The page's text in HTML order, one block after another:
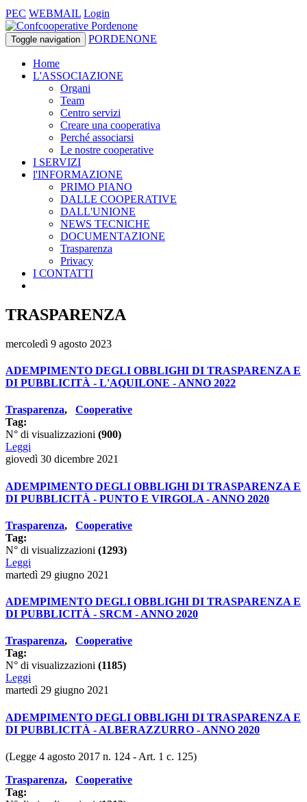
PEC WEBMAIL Login
Toggle navigation PORDENONE
Home
L'ASSOCIAZIONE
Organi
Team
Centro servizi
Creare una cooperativa
Perché associarsi
Le nostre cooperative
I SERVIZI
l'INFORMAZIONE
PRIMO PIANO
DALLE COOPERATIVE
DALL'UNIONE
NEWS TECNICHE
DOCUMENTAZIONE
Trasparenza
Privacy
I CONTATTI
TRASPARENZA
mercoledì 9 agosto 2023
ADEMPIMENTO DEGLI OBBLIGHI DI TRASPARENZA E
DI PUBBLICITÀ - L'AQUILONE - ANNO 2022
Trasparenza, Cooperative
Tag:
N° di visualizzazioni (900)
Leggi
giovedì 30 dicembre 2021
ADEMPIMENTO DEGLI OBBLIGHI DI TRASPARENZA E
DI PUBBLICITÀ - PUNTO E VIRGOLA - ANNO 2020
Trasparenza, Cooperative
Tag:
N° di visualizzazioni (1293)
Leggi
martedì 29 giugno 2021
ADEMPIMENTO DEGLI OBBLIGHI DI TRASPARENZA E
DI PUBBLICITÀ - SRCM - ANNO 2020
Trasparenza, Cooperative
Tag:
N° di visualizzazioni (1185)
Leggi
martedì 29 giugno 2021
ADEMPIMENTO DEGLI OBBLIGHI DI TRASPARENZA E
DI PUBBLICITÀ - ALBERAZZURRO - ANNO 2020
(Legge 4 agosto 2017 n. 124 - Art. 1 c. 125)
Trasparenza, Cooperative
Tag: